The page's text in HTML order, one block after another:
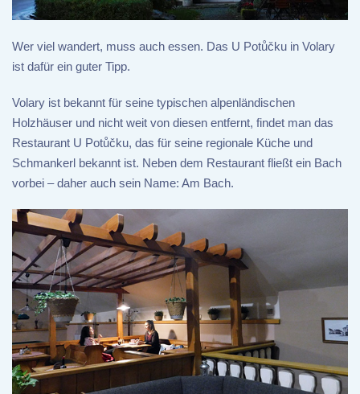
Wer viel wandert, muss auch essen. Das U Potůčku in Volary
ist dafür ein guter Tipp.
Volary ist bekannt für seine typischen alpenländischen
Holzhäuser und nicht weit von diesen entfernt, findet man das
Restaurant U Potůčku, das für seine regionale Küche und
Schmankerl bekannt ist. Neben dem Restaurant fließt ein Bach
vorbei – daher auch sein Name: Am Bach.